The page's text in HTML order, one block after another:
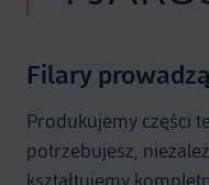
Filary
Produkujemy części
potrzebujesz,